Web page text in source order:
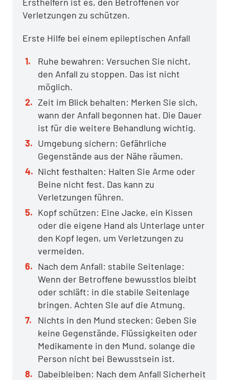
Verletzungen zu schützen.
Erste Hilfe bei einem epileptischen Anfall
Ruhe bewahren: Versuchen Sie nicht,
den Anfall zu stoppen. Das ist nicht
möglich.
Zeit im Blick behalten: Merken Sie sich,
wann der Anfall begonnen hat. Die Dauer
ist für die weitere Behandlung wichtig.
Umgebung sichern: Gefährliche
Gegenstände aus der Nähe räumen.
Nicht festhalten: Halten Sie Arme oder
Beine nicht fest. Das kann zu
Verletzungen führen.
Kopf schützen: Eine Jacke, ein Kissen
oder die eigene Hand als Unterlage unter
den Kopf legen, um Verletzungen zu
vermeiden.
Nach dem Anfall: stabile Seitenlage:
Wenn der Betroffene bewusstlos bleibt
oder schläft: in die stabile Seitenlage
bringen. Achten SIe auf die Atmung.
Nichts in den Mund stecken: Geben Sie
keine Gegenstände, Flüssigkeiten oder
Medikamente in den Mund, solange die
Person nicht bei Bewusstsein ist.
Dabeibleiben: Nach dem Anfall Sicherheit